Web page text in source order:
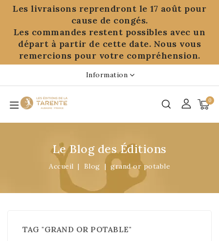
Les livraisons reprendront le 17 août pour
cause de congés.
Les commandes restent possibles avec un
départ à partir de cette date. Nous vous
remercions pour votre compréhension.
Information
0
Le Blog des Éditions
Accueil Blog grand or potable
TAG "GRAND OR POTABLE"
Panneau de gestion des cookies